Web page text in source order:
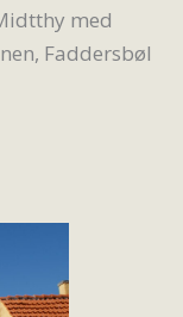
med
Faddersbøl